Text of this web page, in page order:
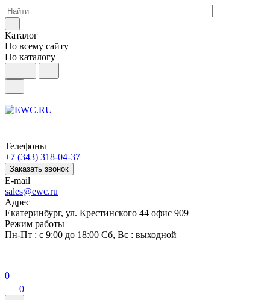
Каталог
По всему сайту
По каталогу
Телефоны
+7 (343) 318-04-37
Заказать звонок
E-mail
sales@ewc.ru
Адрес
Екатеринбург, ул. Крестинского 44 офис 909
Режим работы
Пн-Пт : с 9:00 до 18:00 Сб, Вс : выходной
0
0